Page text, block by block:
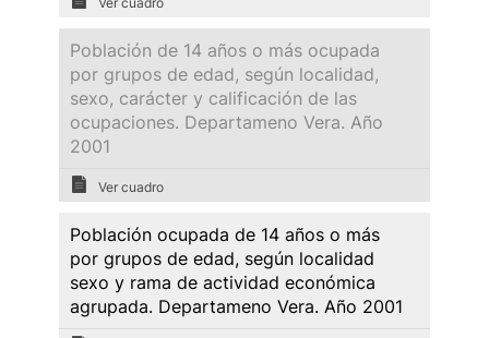
Población de 14 años o más ocupada
por grupos de edad, según localidad,
sexo, carácter y calificación de las
ocupaciones. Departameno Vera. Año
2001
Ver cuadro
Población ocupada de 14 años o más
por grupos de edad, según localidad
sexo y rama de actividad económica
agrupada. Departameno Vera. Año 2001